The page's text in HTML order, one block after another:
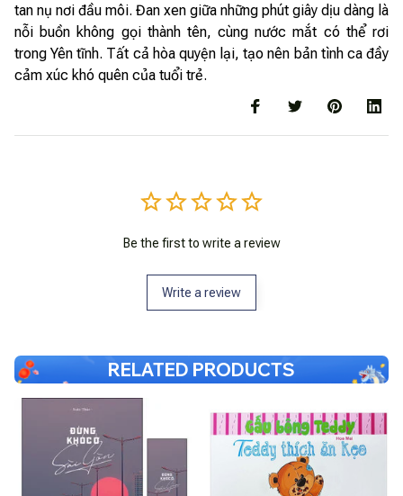
tan nụ nơi đầu môi. Đan xen giữa những phút giây dịu dàng là
nỗi buồn không gọi thành tên, cùng nước mắt có thể rơi
trong Yên tĩnh. Tất cả hòa quyện lại, tạo nên bản tình ca đầy
cảm xúc khó quên của tuổi trẻ.
Be the first to write a review
Write a review
RELATED PRODUCTS